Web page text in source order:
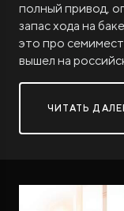
полный привод,
запас хода на
это про
вышел на
ЧИТАТЬ